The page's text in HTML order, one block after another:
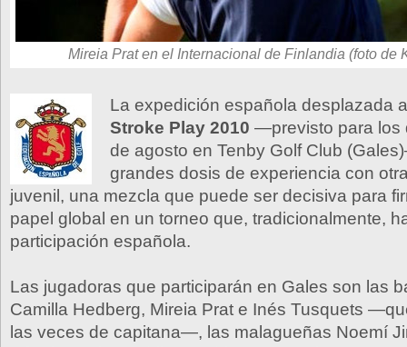
Mireia Prat en el Internacional de Finlandia (foto de
La expedición española desplazada
Stroke Play 2010 —previsto para los
de agosto en Tenby Golf Club
grandes dosis de experiencia con
juvenil, una mezcla que puede ser decisiva para
papel global en un torneo que, tradicionalmente,
participación española.
Las jugadoras que participarán en Gales son las
Camilla Hedberg, Mireia Prat e Inés Tusquets
las veces de capitana—, las malagueñas Noemí